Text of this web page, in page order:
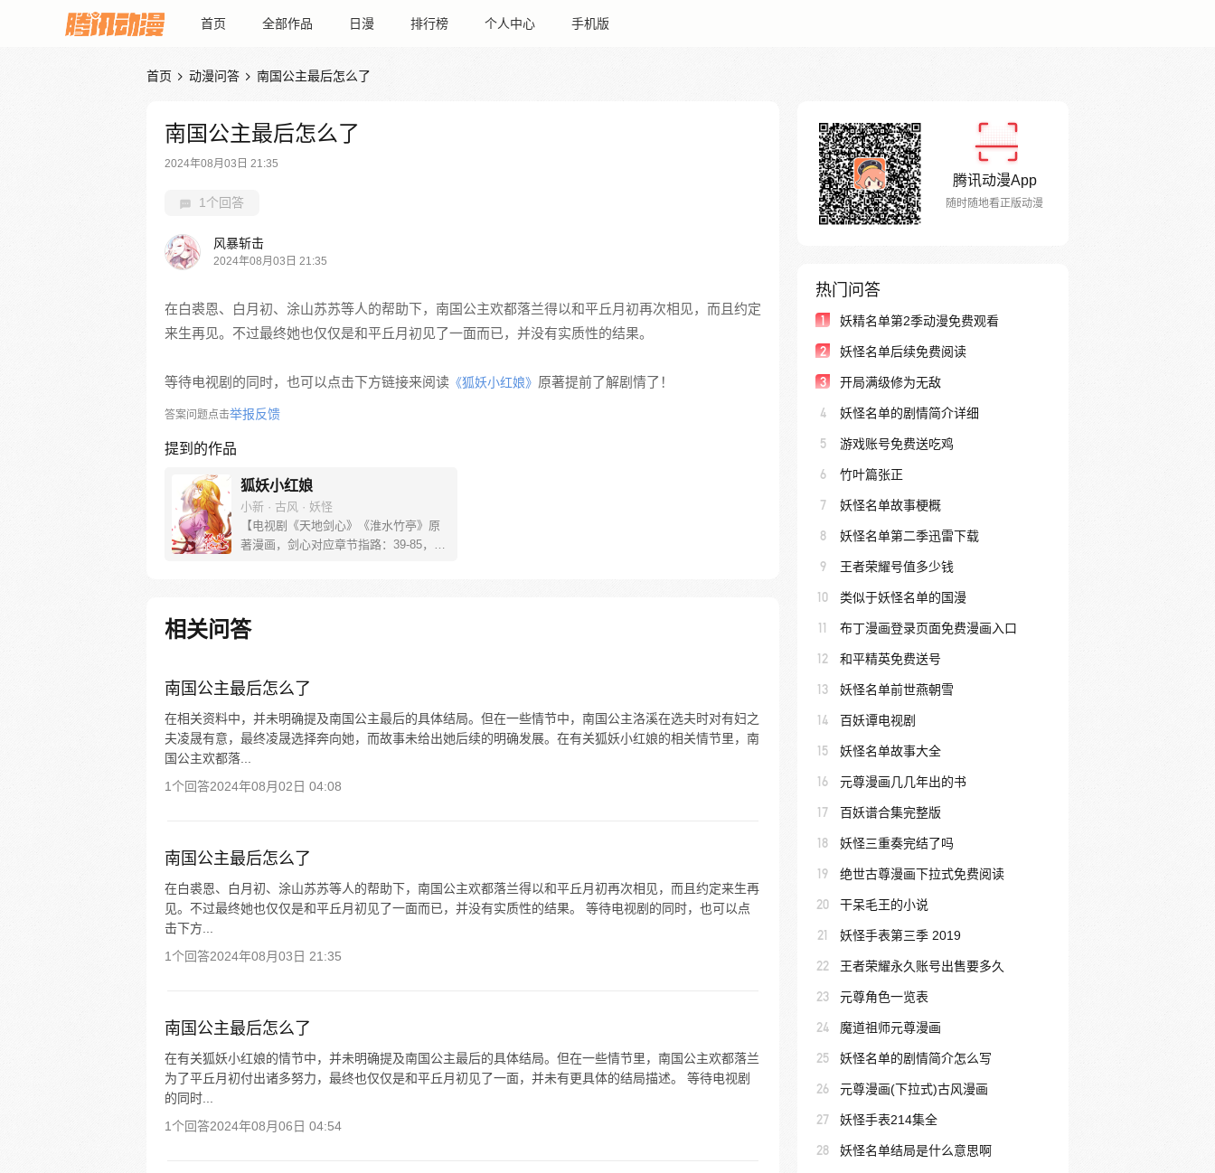
首页 全部作品 日漫 排行榜 个人中心 手机版
首页  动漫问答  南国公主最后怎么了
南国公主最后怎么了
2024年08月03日 21:35
1个回答
风暴斩击
2024年08月03日 21:35
在白裘恩、白月初、涂山苏苏等人的帮助下，南国公主欢都落兰得以和平丘月初再次相见，而且约定
来生再见。不过最终她也仅仅是和平丘月初见了一面而已，并没有实质性的结果。
等待电视剧的同时，也可以点击下方链接来阅读 《狐妖小红娘》 原著提前了解剧情了！
答案问题点击举报反馈
提到的作品
狐妖小红娘
小新 · 古风 · 妖怪
【电视剧《天地剑心》《淮水竹亭》原
著漫画，剑心对应章节指路：39-85，淮
新。）
相关问答
南国公主最后怎么了
在相关资料中，并未明确提及南国公主最后的具体结局。但在一些情节中，南国公主洛溪在选夫时对有妇之
夫凌晟有意，最终凌晟选择奔向她，而故事未给出她后续的明确发展。在有关狐妖小红娘的相关情节里，南
国公主欢都落...
1个回答2024年08月02日 04:08
南国公主最后怎么了
在白裘恩、白月初、涂山苏苏等人的帮助下，南国公主欢都落兰得以和平丘月初再次相见，而且约定来生再
见。不过最终她也仅仅是和平丘月初见了一面而已，并没有实质性的结果。 等待电视剧的同时，也可以点
击下方...
1个回答2024年08月03日 21:35
南国公主最后怎么了
在有关狐妖小红娘的情节中，并未明确提及南国公主最后的具体结局。但在一些情节里，南国公主欢都落兰
为了平丘月初付出诸多努力，最终也仅仅是和平丘月初见了一面，并未有更具体的结局描述。 等待电视剧
的同时...
1个回答2024年08月06日 04:54
腾讯动漫App
随时随地看正版动漫
热门问答
1 妖精名单第2季动漫免费观看
2 妖怪名单后续免费阅读
3 开局满级修为无敌
4 妖怪名单的剧情简介详细
5 游戏账号免费送吃鸡
6 竹叶篇张正
7 妖怪名单故事梗概
8 妖怪名单第二季迅雷下载
9 王者荣耀号值多少钱
10 类似于妖怪名单的国漫
11 布丁漫画登录页面免费漫画入口
12 和平精英免费送号
13 妖怪名单前世燕朝雪
14 百妖谭电视剧
15 妖怪名单故事大全
16 元尊漫画几几年出的书
17 百妖谱合集完整版
18 妖怪三重奏完结了吗
19 绝世古尊漫画下拉式免费阅读
20 干呆毛王的小说
21 妖怪手表第三季 2019
22 王者荣耀永久账号出售要多久
23 元尊角色一览表
24 魔道祖师元尊漫画
25 妖怪名单的剧情简介怎么写
26 元尊漫画(下拉式)古风漫画
27 妖怪手表214集全
28 妖怪名单结局是什么意思啊